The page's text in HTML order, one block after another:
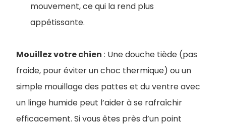
mouvement, ce qui la rend plus
appétissante.
Mouillez votre chien : Une douche tiède (pas
froide, pour éviter un choc thermique) ou un
simple mouillage des pattes et du ventre avec
un linge humide peut l’aider à se rafraîchir
efficacement. Si vous êtes près d’un point